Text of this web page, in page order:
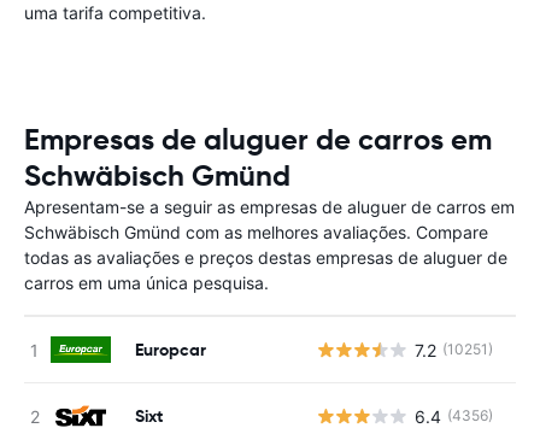
uma tarifa competitiva.
Empresas de aluguer de carros em
Schwäbisch Gmünd
Apresentam-se a seguir as empresas de aluguer de carros em
Schwäbisch Gmünd com as melhores avaliações. Compare
todas as avaliações e preços destas empresas de aluguer de
carros em uma única pesquisa.
Europcar 7.2 (10251)
Sixt 6.4 (4356)